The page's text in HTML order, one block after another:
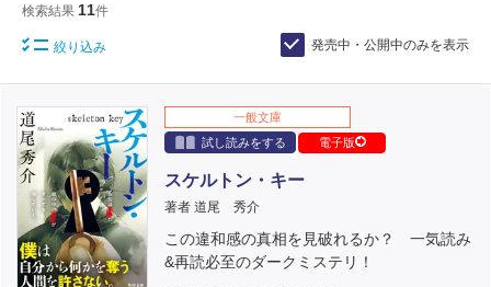
検索結果 11件
絞り込み 発売中・公開中のみを表示
一般文庫
試し読みをする
電子版
スケルトン・キー
著者 道尾 秀介
この違和感の真相を見破れるか？ 一気読み
&再読必至のダークミステリ！